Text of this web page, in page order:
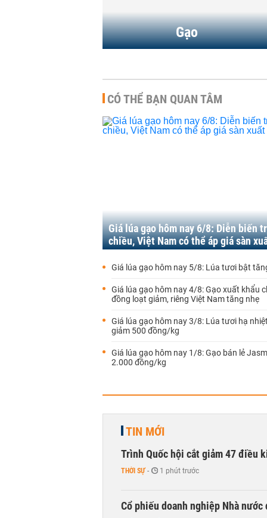
Gạo
CÓ THỂ BẠN QUAN TÂM
Giá lúa gạo hôm nay 6/8: Diễn biến
chiều, Việt Nam có thể áp giá sàn
Giá lúa gạo hôm nay 5/8: Lúa tươi bật
Giá lúa gạo hôm nay 4/8: Gạo xuất khẩu
đồng loạt giảm, riêng Việt Nam tăng nhẹ
Giá lúa gạo hôm nay 3/8: Lúa tươi hạ
giảm 500 đồng/kg
Giá lúa gạo hôm nay 1/8: Gạo bán lẻ
2.000 đồng/kg
TIN MỚI
Trình Quốc hội cắt giảm 47 điều
THỜI SỰ - 1 phút trước
Cổ phiếu doanh nghiệp Nhà